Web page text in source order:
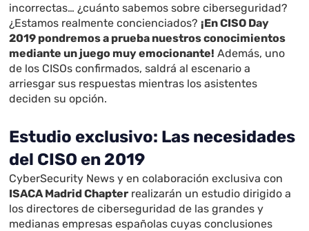
incorrectas… ¿cuánto sabemos sobre ciberseguridad?
¿Estamos realmente concienciados? ¡En CISO Day
2019 pondremos a prueba nuestros conocimientos
mediante un juego muy emocionante! Además, uno
de los CISOs confirmados, saldrá al escenario a
arriesgar sus respuestas mientras los asistentes
deciden su opción.
Estudio exclusivo: Las necesidades
del CISO en 2019
CyberSecurity News y en colaboración exclusiva con
ISACA Madrid Chapter realizarán un estudio dirigido a
los directores de ciberseguridad de las grandes y
medianas empresas españolas cuyas conclusiones